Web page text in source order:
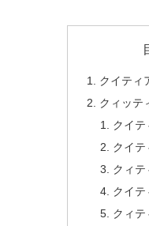
クイティ
クィッテ
クイテ
クイテ
クィテ
クイテ
クィテ